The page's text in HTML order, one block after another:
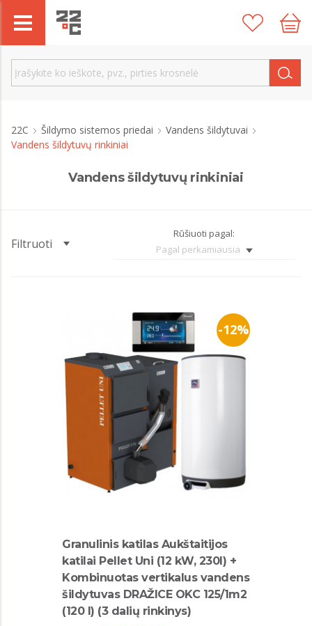
22C Šildymo sistemos priedai
Vandens šildytuvai
Vandens šildytuvų rinkiniai
Vandens šildytuvų rinkiniai
Filtruoti
Rūšiuoti pagal:
Pagal perkamiausia
-12%
Granulinis katilas Aukštaitijos
katilai Pellet Uni (12 kW, 230l) +
Kombinuotas vertikalus vandens
šildytuvas DRAŽICE OKC 125/1m2
(120 l) (3 dalių rinkinys)